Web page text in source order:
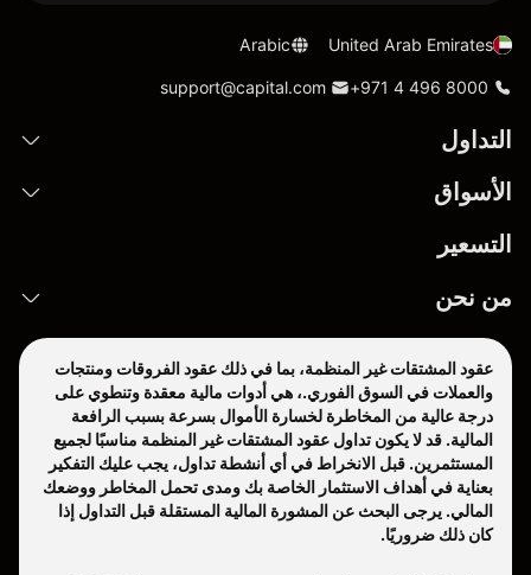
United Arab Emirates
Arabic
+971 4 496 8000
support@capital.com
التداول
الأسواق
التسعير
من نحن
عقود المشتقات غير المنظمة، بما في ذلك عقود الفروقات ومنتجات
والعملات في السوق الفوري.، هي أدوات مالية معقدة وتنطوي على
درجة عالية من المخاطرة لخسارة الأموال بسرعة بسبب الرافعة
المالية. قد لا يكون تداول عقود المشتقات غير المنظمة مناسبًا لجميع
المستثمرين. قبل الانخراط في أي أنشطة تداول، يجب عليك التفكير
بعناية في أهداف الاستثمار الخاصة بك ومدى تحمل المخاطر ووضعك
المالي. يرجى البحث عن المشورة المالية المستقلة قبل التداول إذا
كان ذلك ضروريًا.